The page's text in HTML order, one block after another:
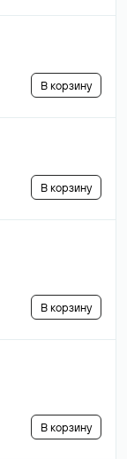
В корзину
В корзину
В корзину
В корзину